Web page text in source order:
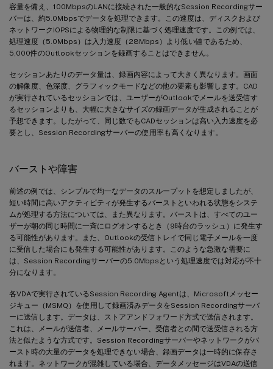
容量を備え、100MbpsのLANに接続された一般的なSession Recordingサー
バーは、約5.0Mbpsでデータを処理できます。この速度は、ディスクおよび
ネットワークIOPSによる物理的な制限に基づく処理速度です。この例では、
処理速度（5.0Mbps）は入力速度（28Mbps）より低い値であるため、
5,000件のOutlookセッションを録画することはできません。
セッションあたりのデータ量は、録画内容によって大きく異なります。画面
の解像度、色深度、グラフィックモードなどの他の要素も影響します。CAD
が実行されているセッションでは、ユーザーがOutlookでメールを送受信す
るセッションよりも、大幅に大きなサイズの録画データが生成されることが
予想できます。したがって、同じ数でもCADセッションは高い入力速度を必
要とし、Session Recordingサーバーの使用率も高くなります。
バーストや障害
前述の例では、シンプルで均一なデータのスループットを想定しましたが、
短い時間に高いアクティビティが発生するバーストといわれる状態をシステ
ムが処理する方法については、また異なります。バーストは、すべてのユー
ザーが朝の同じ時間に一斉にログオンするとき（9時台のラッシュ）に発生す
る可能性があります。また、Outlookの受信トレイで同じ電子メールを一度
に受信した場合にも発生する可能性があります。このような急激な需要に
は、Session Recordingサーバーの5.0Mbpsという処理速度では対応が不十
分になります。
各VDAで実行されているSession Recording Agentは、Microsoftメッセー
ジキュー（MSMQ）を使用して録画済みデータをSession Recordingサーバ
ーに送信します。データは、ストアアンドフォワード方式で送信されます。
これは、メールが送信者、メールサーバー、受信者との間で送受信される方
法と似たような方式です。Session Recordingサーバーやネットワークがバ
ースト時の大量のデータを処理できない場合、録画データは一時的に保存さ
れます。ネットワークが混雑している場合、データメッセージはVDAの送信